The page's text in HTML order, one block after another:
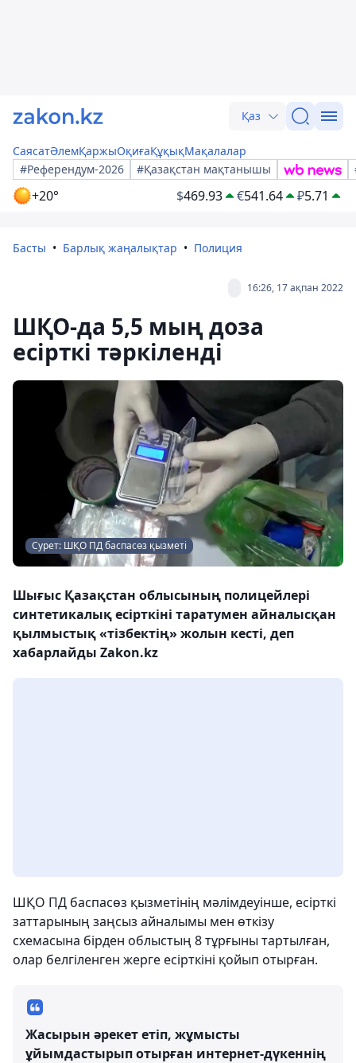
Қаз
СаясатӘлемҚаржыОқиғаҚұқықМақалалар
#Референдум-2026
#Қазақстан мақтанышы
+20° $469.93 €541.64 ₽5.71
Басты Барлық жаңалықтар Полиция
16:26, 17 ақпан 2022
ШҚО-да 5,5 мың доза
есірткі тәркіленді
Сурет: ШҚО ПД баспасөз қызметі
Шығыс Қазақстан облысының полицейлері
синтетикалық есірткіні таратумен айналысқан
қылмыстық «тізбектің» жолын кесті, деп
хабарлайды Zakon.kz
ШҚО ПД баспасөз қызметінің мәлімдеуінше, есірткі
заттарының заңсыз айналымы мен өткізу
схемасына бірден облыстың 8 тұрғыны тартылған,
олар белгіленген жерге есірткіні қойып отырған.
Жасырын әрекет етіп, жұмысты
ұйымдастырып отырған интернет-дүкеннің